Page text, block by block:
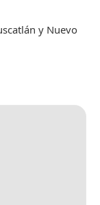
y Nuevo